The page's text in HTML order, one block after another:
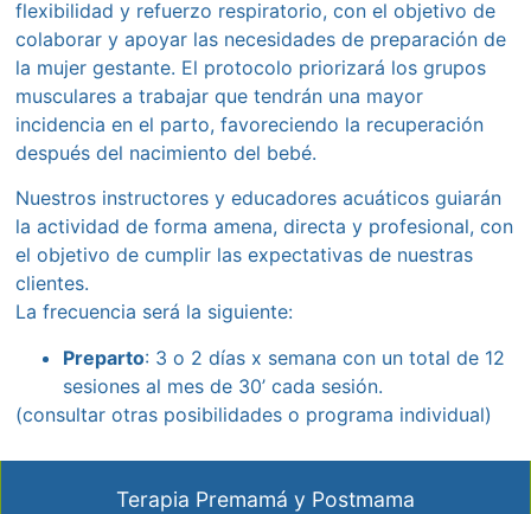
flexibilidad y refuerzo respiratorio, con el objetivo de
colaborar y apoyar las necesidades de preparación de
la mujer gestante. El protocolo priorizará los grupos
musculares a trabajar que tendrán una mayor
incidencia en el parto, favoreciendo la recuperación
después del nacimiento del bebé.
Nuestros instructores y educadores acuáticos guiarán
la actividad de forma amena, directa y profesional, con
el objetivo de cumplir las expectativas de nuestras
clientes.
La frecuencia será la siguiente:
Preparto: 3 o 2 días x semana con un total de 12
sesiones al mes de 30’ cada sesión.
(consultar otras posibilidades o programa individual)
Terapia Premamá y Postmama